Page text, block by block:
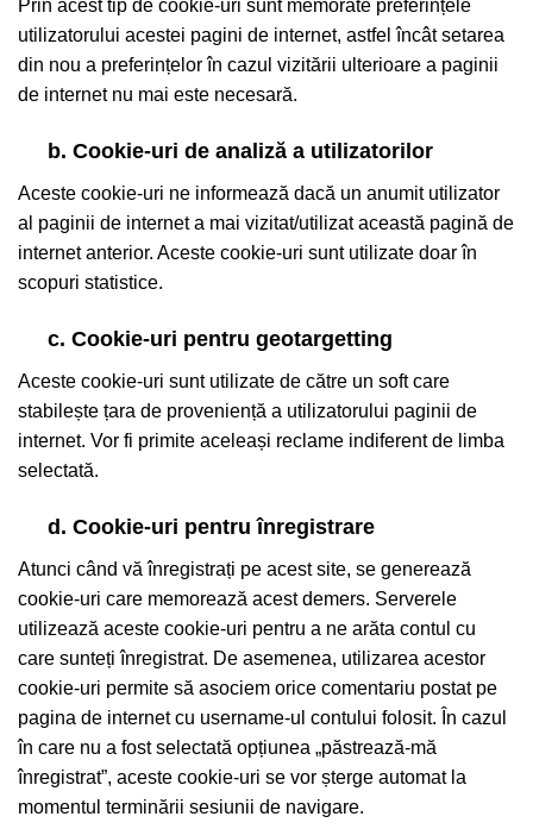
Prin acest tip de cookie-uri sunt memorate preferințele
utilizatorului acestei pagini de internet, astfel încât setarea
din nou a preferințelor în cazul vizitării ulterioare a paginii
de internet nu mai este necesară.
b. Cookie-uri de analiză a utilizatorilor
Aceste cookie-uri ne informează dacă un anumit utilizator
al paginii de internet a mai vizitat/utilizat această pagină de
internet anterior. Aceste cookie-uri sunt utilizate doar în
scopuri statistice.
c. Cookie-uri pentru geotargetting
Aceste cookie-uri sunt utilizate de către un soft care
stabilește țara de proveniență a utilizatorului paginii de
internet. Vor fi primite aceleași reclame indiferent de limba
selectată.
d. Cookie-uri pentru înregistrare
Atunci când vă înregistrați pe acest site, se generează
cookie-uri care memorează acest demers. Serverele
utilizează aceste cookie-uri pentru a ne arăta contul cu
care sunteți înregistrat. De asemenea, utilizarea acestor
cookie-uri permite să asociem orice comentariu postat pe
pagina de internet cu username-ul contului folosit. În cazul
în care nu a fost selectată opțiunea „păstrează-mă
înregistrat”, aceste cookie-uri se vor șterge automat la
momentul terminării sesiunii de navigare.